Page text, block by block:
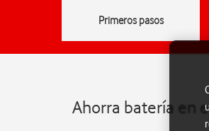
Primeros pasos
Ahorra batería en